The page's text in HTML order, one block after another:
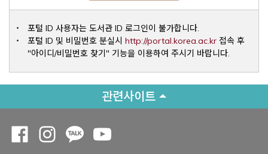
포털 ID 사용자는 도서관 ID 로그인이 불가합니다.
포털 ID 및 비밀번호 분실시 http://portal.korea.ac.krOpens a
접속 후
"아이디/비밀번호 찾기" 기능을 이용하여 주시기 바랍니다.
관련사이트
Opens a new window
Opens a new window
Opens a new window